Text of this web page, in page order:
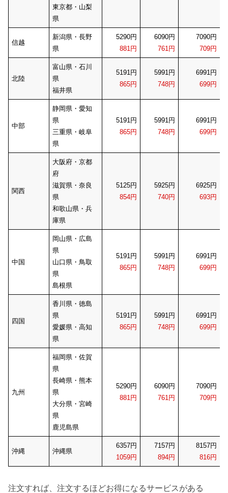
東京都・山梨
県
信越
新潟県・長野
県
5290円
881円
6090円
761円
7090円
709円
北陸
富山県・石川
県
福井県
5191円
865円
5991円
748円
6991円
699円
中部
静岡県・愛知
県
三重県・岐阜
県
5191円
865円
5991円
748円
6991円
699円
関西
大阪府・京都
府
滋賀県・奈良
県
和歌山県・兵
庫県
5125円
854円
5925円
740円
6925円
693円
中国
岡山県・広島
県
山口県・鳥取
県
島根県
5191円
865円
5991円
748円
6991円
699円
四国
香川県・徳島
県
愛媛県・高知
県
5191円
865円
5991円
748円
6991円
699円
九州
福岡県・佐賀
県
長崎県・熊本
県
大分県・宮崎
県
鹿児島県
5290円
881円
6090円
761円
7090円
709円
沖縄 沖縄県
6357円
1059円
7157円
894円
8157円
816円
注文すれば、注文するほどお得になるサービスがある